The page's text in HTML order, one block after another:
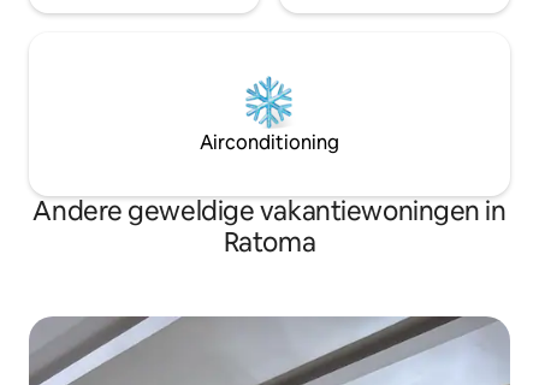
Airconditioning
Andere geweldige vakantiewoningen in
Ratoma